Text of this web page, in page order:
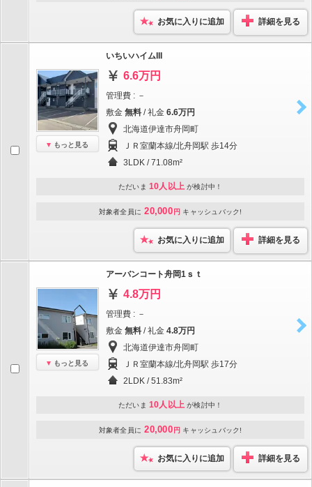
お気に入りに追加 詳細を見る
もっと見る
いちいハイムIII
6.6万円
管理費 : －
敷金 無料 / 礼金 6.6万円
北海道伊達市舟岡町
ＪＲ室蘭本線/北舟岡駅 歩14分
3LDK / 71.08m²
ただいま 10人以上 が検討中！
対象者全員に 20,000 円 キャッシュバック!
お気に入りに追加 詳細を見る
もっと見る
アーバンコート舟岡1ｓｔ
4.8万円
管理費 : －
敷金 無料 / 礼金 4.8万円
北海道伊達市舟岡町
ＪＲ室蘭本線/北舟岡駅 歩17分
2LDK / 51.83m²
ただいま 10人以上 が検討中！
対象者全員に 20,000 円 キャッシュバック!
お気に入りに追加 詳細を見る